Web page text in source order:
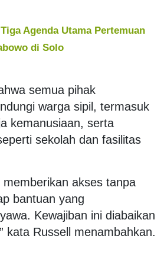
Agenda Utama Pertemuan
di Solo
semua pihak
warga sipil, termasuk
kemanusiaan, serta
sekolah dan fasilitas
memberikan akses tanpa
bantuan yang
Kewajiban ini diabaikan
kata Russell menambahkan.